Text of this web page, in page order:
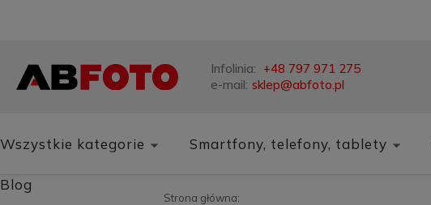
Infolinia: +48 797 971 275
e-mail: sklep@abfoto.pl
Wszystkie kategorie Smartfony, telefony, tablety
Blog
Strona główna: